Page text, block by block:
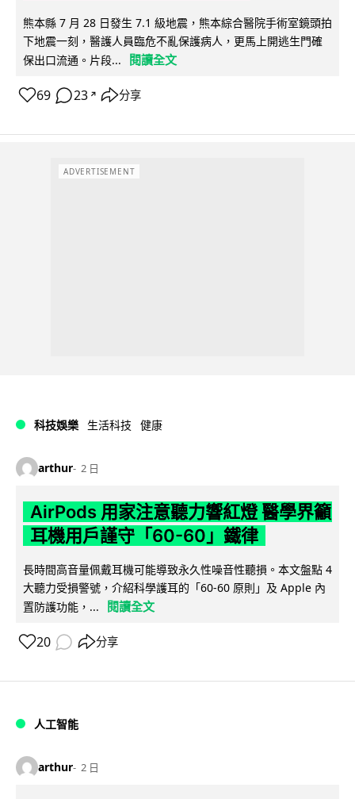
熊本縣 7 月 28 日發生 7.1 級地震，熊本綜合醫院手術室鏡頭拍
下地震一刻，醫護人員臨危不亂保護病人，更馬上開逃生門確
保出口流通。片段...
閱讀全文
69 23 ↗ 分享
ADVERTISEMENT
科技娛樂 生活科技 健康
arthur 2 日
AirPods 用家注意聽力響紅燈 醫學界籲
耳機用戶謹守「60-60」鐵律
長時間高音量佩戴耳機可能導致永久性噪音性聽損。本文盤點 4
大聽力受損警號，介紹科學護耳的「60-60 原則」及 Apple 內
置防護功能，...
閱讀全文
20 分享
人工智能
arthur 2 日